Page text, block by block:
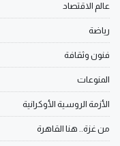
عالم الاقتصاد
رياضة
فنون وثقافة
المنوعات
الأزمة الروسية الأوكرانية
من غزة.. هنا القاهرة